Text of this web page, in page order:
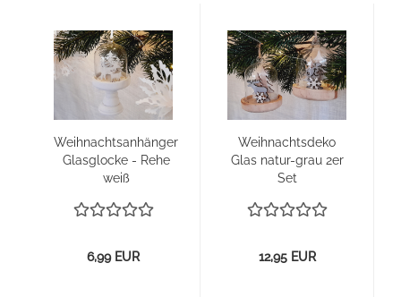
Weih­nachts­an­hän­ger
Glas­glo­cke - Rehe
weiß
6,99 EUR
Weih­nachts­de­ko
Glas natur-​​grau 2er
Set
12,95 EUR